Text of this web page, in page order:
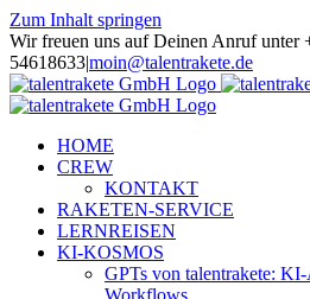
Zum Inhalt springen
Wir freuen uns auf Deinen Anruf unter
54618633|moin@talentrakete.de
HOME
CREW
KONTAKT
RAKETEN-SERVICE
LERNREISEN
KI-KOSMOS
GPTs von talentrakete:
Workflows